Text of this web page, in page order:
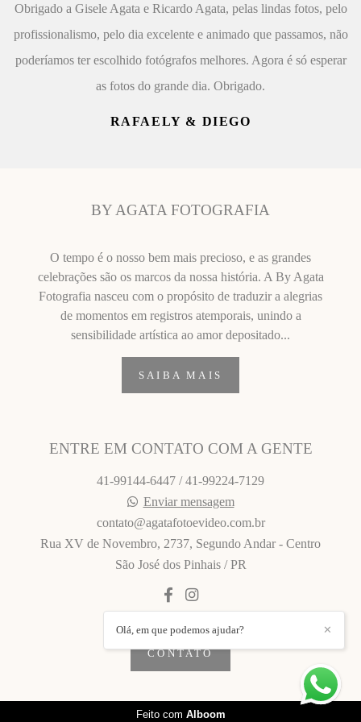
Obrigado a Gisele Agata e Ricardo Agata, pelas lindas fotos, pelo
profissionalismo, pelo dia excelente e animado que passamos, não
poderíamos ter escolhido fotógrafos melhores. Agora é só esperar
as fotos do grande dia. Obrigado.
RAFAELY & DIEGO
BY AGATA FOTOGRAFIA
O tempo é o nosso bem mais precioso, e as grandes
celebrações são os marcos da nossa história. A By Agata
Fotografia nasceu com o propósito de traduzir a alegrias
de momentos em registros atemporais, unindo a
sensibilidade artística ao amor depositado...
SAIBA MAIS
ENTRE EM CONTATO COM A GENTE
41-99144-6447 / 41-99224-7129
Enviar mensagem
contato@agatafotoevideo.com.br
Rua XV de Novembro, 2737, Segundo Andar - Centro
São José dos Pinhais / PR
CONTATO
✕
Olá, em que podemos ajudar?
Feito com Alboom